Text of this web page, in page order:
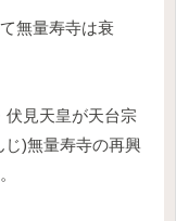
無量寿寺は衰
伏見天皇が天台宗
)無量寿寺の再興